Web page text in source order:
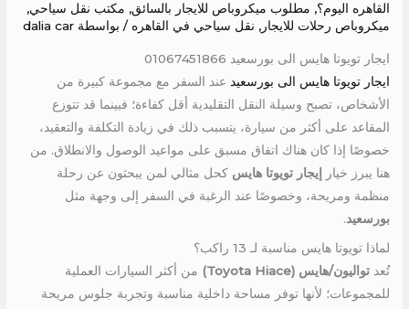
القاهره اليوم؟, مطلوب ميكروباص للايجار بالسائق, مكتب نقل سياحي,
ميكروباص رحلات للايجار, نقل سياحي في القاهره / بواسطة dalia car
ايجار تويوتا هايس الى بورسعيد 01067451866
ايجار تويوتا هايس الى بورسعيد عند السفر مع مجموعة كبيرة من
الأشخاص، تصبح وسيلة النقل التقليدية أقل كفاءة؛ فبينما قد تتوزع
المقاعد على أكثر من سيارة، يتسبب ذلك في زيادة التكلفة والتعقيد،
خصوصًا إذا كان هناك اتفاق مسبق على مواعيد الوصول والانطلاق. من
هنا يبرز خيار
إيجار تويوتا هايس كحل مثالي لمن يبحثون عن رحلة
منظمة ومريحة، وخصوصًا عند الرغبة في السفر إلى وجهة مثل
بورسعيد.
لماذا تويوتا هايس مناسبة لـ 13 راكب؟
تُعدتواليون/هايس (Toyota Hiace)
من أكثر السيارات العملية
للمجموعات؛ لأنها توفر مساحة داخلية مناسبة وتجربة جلوس مريحة